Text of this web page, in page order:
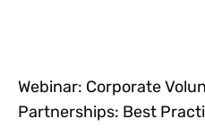
Webinar: Corporate
Partnerships: Best